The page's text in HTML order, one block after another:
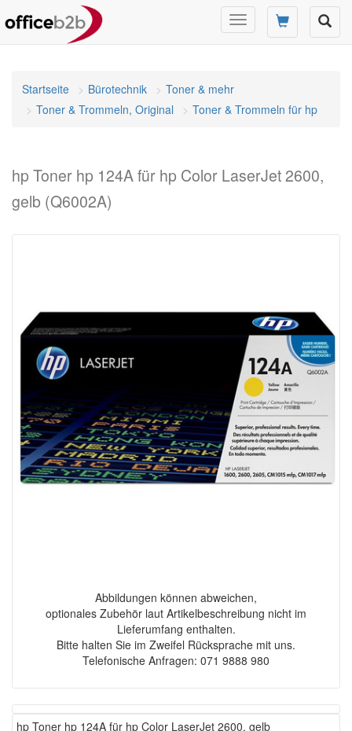
Navigation
umschalten
Startseite Bürotechnik
Toner & mehr
Toner & Trommeln, Original
Toner & Trommeln für hp
hp Toner hp 124A für hp Color LaserJet 2600,
gelb (Q6002A)
Abbildungen können abweichen,
optionales Zubehör laut Artikelbeschreibung nicht im
Lieferumfang enthalten.
Bitte halten Sie im Zweifel Rücksprache mit uns.
Telefonische Anfragen: 071 9888 980
hp Toner hp 124A für hp Color LaserJet 2600, gelb